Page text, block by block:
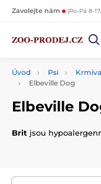
Zavolejte nám (Po-Pá 8-
Úvod Psi
Elbeville Dog
Elbeville
Brit jsou